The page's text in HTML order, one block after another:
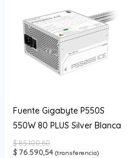
Fuente Gigabyte P550S
550W 80 PLUS Silver Blanca
$85.100,60
$76.590,54 (transferencia)